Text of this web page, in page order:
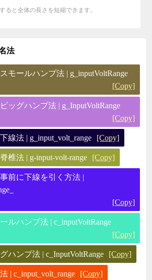
ると全体の長さを短縮できます。
法
モールハンプ法 | g_inputVoltRange
[Copy]
ッグハンプ法 | g_InputVoltRange
[Copy]
線法 | g_input_volt_range [Copy]
椎法 | g-input-volt-range [Copy]
前に下線を引く方法 |
[Copy]
ルハンプ法 | c_inputVoltRange
[Copy]
ハンプ法 | c_InputVoltRange [Copy]
| c_input_volt_range [Copy]